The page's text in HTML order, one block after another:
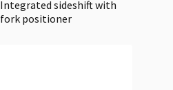
Integrated sideshift with
fork positioner